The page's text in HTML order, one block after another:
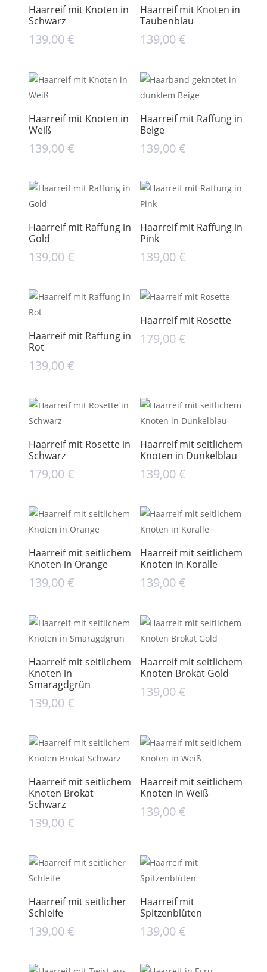
Haarreif mit Knoten in
Schwarz
139,00€
Haarreif mit Knoten in
Taubenblau
139,00€
Haarreif mit Knoten in
Weiß
139,00€
Haarreif mit Raffung in
Beige
139,00€
Haarreif mit Raffung in
Gold
139,00€
Haarreif mit Raffung in
Pink
139,00€
Haarreif mit Raffung in
Rot
139,00€
Haarreif mit Rosette
179,00€
Haarreif mit Rosette in
Schwarz
179,00€
Haarreif mit seitlichem
Knoten in Dunkelblau
139,00€
Haarreif mit seitlichem
Knoten in Orange
139,00€
Haarreif mit seitlichem
Knoten in Koralle
139,00€
Haarreif mit seitlichem
Knoten in
Smaragdgrün
139,00€
Haarreif mit seitlichem
Knoten Brokat Gold
139,00€
Haarreif mit seitlichem
Knoten Brokat
Schwarz
139,00€
Haarreif mit seitlichem
Knoten in Weiß
139,00€
Haarreif mit seitlicher
Schleife
139,00€
Haarreif mit
Spitzenblüten
139,00€